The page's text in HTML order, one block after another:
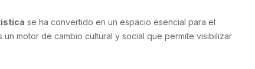
se ha convertido en un espacio esencial para el
un motor de cambio cultural y social que permite visibilizar